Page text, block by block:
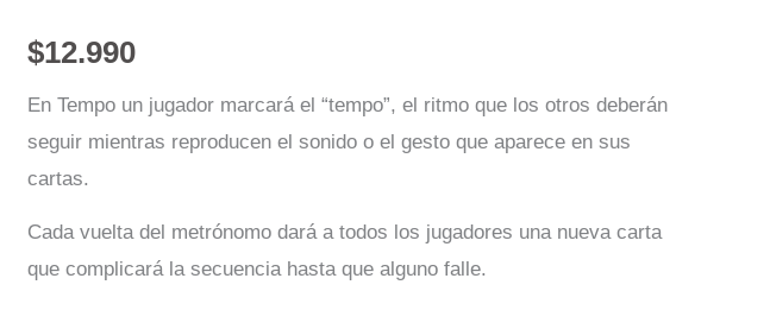
$12.990
En Tempo un jugador marcará el “tempo”, el ritmo que los otros deberán
seguir mientras reproducen el sonido o el gesto que aparece en sus
cartas.
Cada vuelta del metrónomo dará a todos los jugadores una nueva carta
que complicará la secuencia hasta que alguno falle.